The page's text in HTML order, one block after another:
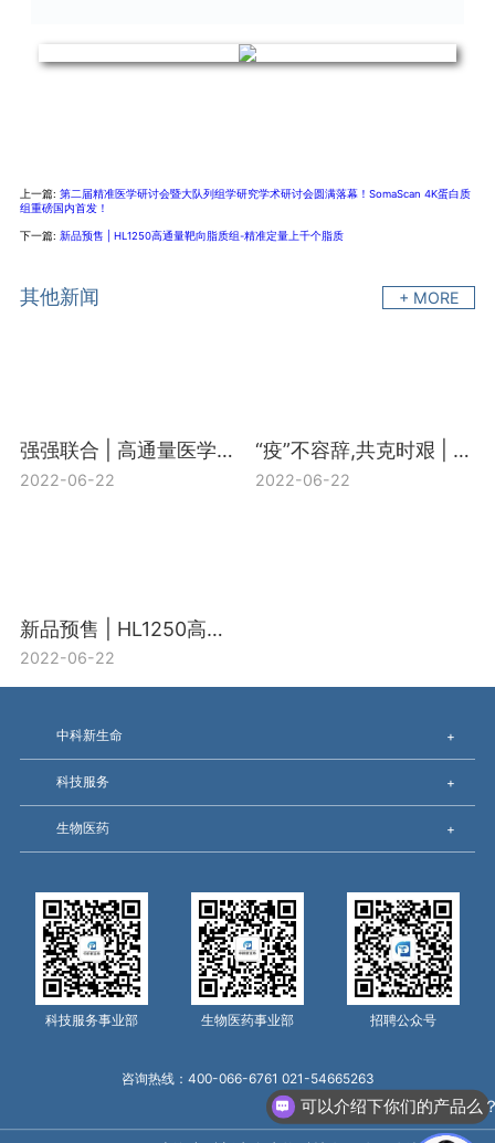
上一篇: 第二届精准医学研讨会暨大队列组学研究学术研讨会圆满落幕！SomaScan 4K蛋白质
组重磅国内首发！
下一篇: 新品预售 | HL1250高通量靶向脂质组-精准定量上千个脂质
其他新闻 + MORE
强强联合 | 高通量医学靶向代谢组H650+宏基因组合促销活动开启
2022-06-22
“疫”不容辞,共克时艰 | 中科新生命“新冠多组学研究支持计划”盛大启动
2022-06-22
新品预售 | HL1250高通量靶向脂质组-精准定量上千个脂质
2022-06-22
中科新生命 +
科技服务 +
生物医药 +
科技服务事业部 生物医药事业部 招聘公众号
咨询热线：400-066-6761 021-54665263
可以介绍下你们的产品么